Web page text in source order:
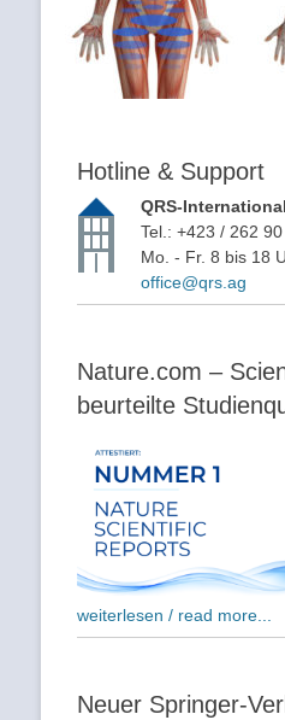
Hotline & Support
QRS-
Tel.: +423 / 262
Mo. - Fr. 8 bis 18
office@qrs.ag
Nature.com –
beurteilte
weiterlesen / read more...
Neuer Springer-